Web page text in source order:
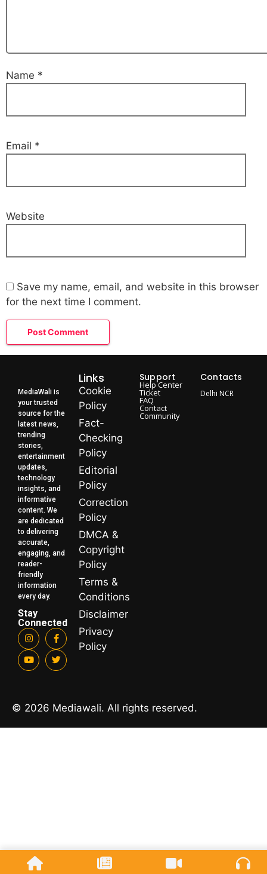
Name *
Email *
Website
Save my name, email, and website in this browser
for the next time I comment.
MediaWali is
your trusted
source for the
latest news,
trending
stories,
entertainment
updates,
technology
insights, and
informative
content. We
are dedicated
to delivering
accurate,
engaging, and
reader-
friendly
information
every day.
Stay
Connected
Links
Cookie
Policy
Fact-
Checking
Policy
Editorial
Policy
Correction
Policy
DMCA &
Copyright
Policy
Terms &
Conditions
Disclaimer
Privacy
Policy
Support
Help Center
Ticket
FAQ
Contact
Community
Contacts
Delhi NCR
© 2026 Mediawali. All rights reserved.